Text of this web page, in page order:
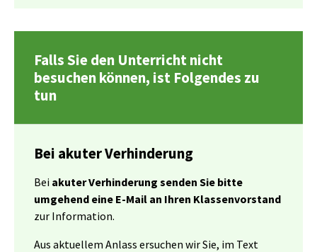
Falls Sie den Unterricht nicht
besuchen können, ist Folgendes zu
tun
Bei akuter Verhinderung
Bei akuter Verhinderung senden Sie bitte
umgehend eine E-Mail an Ihren Klassenvorstand
zur Information.
Aus aktuellem Anlass ersuchen wir Sie, im Text